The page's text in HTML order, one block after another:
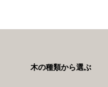
木の種類から選ぶ